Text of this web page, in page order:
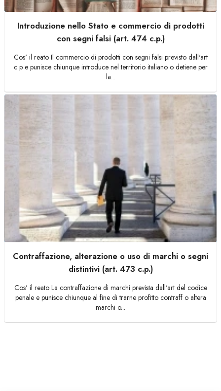
Introduzione nello Stato e commercio di prodotti
con segni falsi (art. 474 c.p.)
Cos' il reato Il commercio di prodotti con segni falsi previsto dall'art
c p e punisce chiunque introduce nel territorio italiano o detiene per
la...
Contraffazione, alterazione o uso di marchi o segni
distintivi (art. 473 c.p.)
Cos' il reato La contraffazione di marchi prevista dall'art del codice
penale e punisce chiunque al fine di trarne profitto contraff o altera
marchi o...